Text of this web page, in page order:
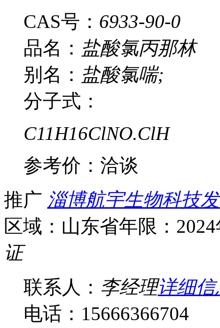
CAS号： 6933-90-0
品名： 盐酸氯丙那林
别名： 盐酸氯喘;
分子式：
C11H16ClNO.ClH
参考价： 洽谈
推广 淄博航宇生物科技
区域：山东省年限：
证
联系人： 李经理详细信
电话：15666366704